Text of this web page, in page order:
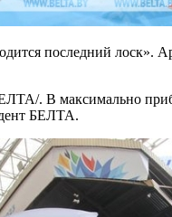
последний лоск».
. В максимально
БЕЛТА.